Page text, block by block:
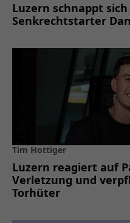
Luzern schnappt sich
Senkrechtstarter
Tim Hottiger
Luzern reagiert auf
Verletzung und
Torhüter